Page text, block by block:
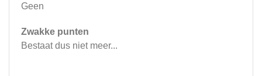
Geen
Zwakke punten
Bestaat dus niet meer...